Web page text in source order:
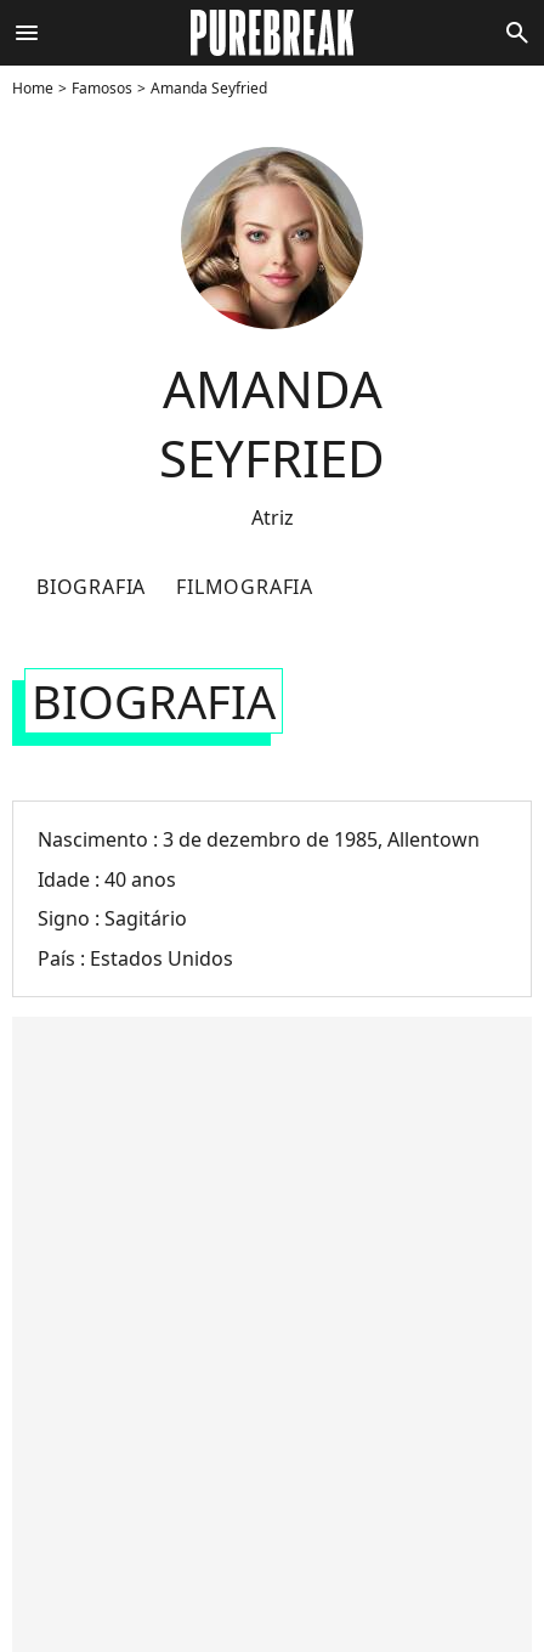
menu search
Home Famosos Amanda Seyfried
AMANDA
SEYFRIED
Atriz
BIOGRAFIA FILMOGRAFIA
BIOGRAFIA
Nascimento :3 de dezembro de 1985, Allentown
Idade :40 anos
Signo :Sagitário
País : Estados Unidos